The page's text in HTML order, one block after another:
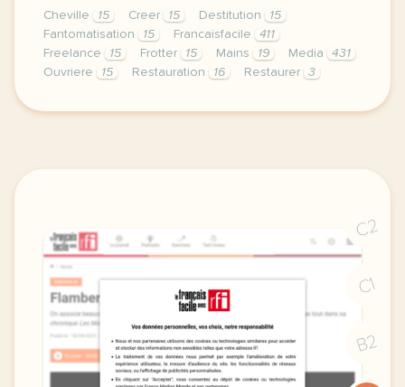
Cheville 15 Creer 15 Destitution
15
Fantomatisation
15 Francaisfacile
411
Freelance
15 Frotter 15 Mains 19 Media
431
Ouvriere
15 Restauration 16 Restaurer 3
exercice b2 resto restaurant restauration le mot
C2
C1
B2